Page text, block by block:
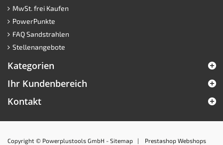
MwSt. frei Kaufen
PowerPunkte
FAQ Sandstrahlen
Stellenangebote
Kategorien
Ihr Kundenbereich
Kontakt
Copyright © Powerplustools GmbH - Sitemap | Prestashop Webshops